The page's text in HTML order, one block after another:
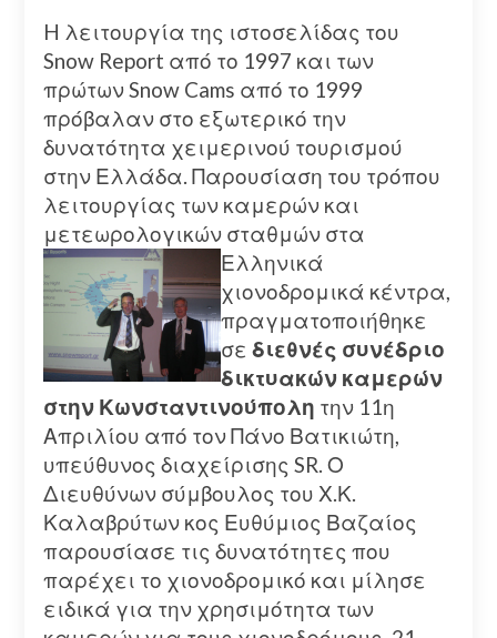
H λειτουργία της ιστοσελίδας του
Snow Report από το 1997 και των
πρώτων Snow Cams από το 1999
πρόβαλαν στο εξωτερικό την
δυνατότητα χειμερινού τουρισμού
στην Ελλάδα. Παρουσίαση του τρόπου
λειτουργίας των καμερών και
μετεωρολογικών σταθμών στα
Ελληνικά
χιονοδρομικά κέντρα,
πραγματοποιήθηκε
σε διεθνές συνέδριο
δικτυακών καμερών
στην Κωνσταντινούπολη την 11η
Απριλίου από τον Πάνο Βατικιώτη,
υπεύθυνος διαχείρισης SR. Ο
Διευθύνων σύμβουλος του Χ.Κ.
Καλαβρύτων κος Ευθύμιος Βαζαίος
παρουσίασε τις δυνατότητες που
παρέχει το χιονοδρομικό και μίλησε
ειδικά για την χρησιμότητα των